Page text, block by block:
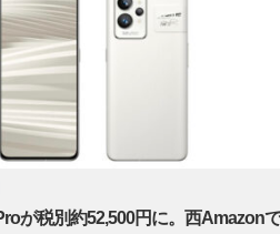
が税別約52,500円に。西Amazonで